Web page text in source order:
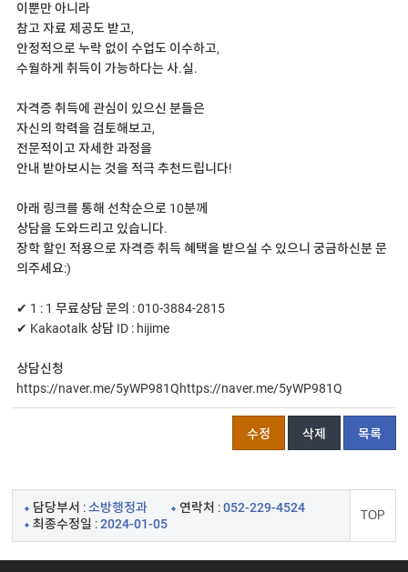
이뿐만 아니라
참고 자료 제공도 받고,
안정적으로 누락 없이 수업도 이수하고,
수월하게 취득이 가능하다는 사.실.
자격증 취득에 관심이 있으신 분들은
자신의 학력을 검토해보고,
전문적이고 자세한 과정을
안내 받아보시는 것을 적극 추천드립니다!
아래 링크를 통해 선착순으로 10분께
상담을 도와드리고 있습니다.
장학 할인 적용으로 자격증 취득 혜택을 받으실 수 있으니 궁금하신분 문
의주세요:)
✔ 1 : 1 무료상담 문의 : 010-3884-2815
✔ Kakaotalk 상담 ID : hijime
상담신청
https://naver.me/5yWP981Qhttps://naver.me/5yWP981Q
수정 삭제 목록
담당부서 :소방행정과 연락처 :052-229-4524
최종수정일 :2024-01-05
TOP